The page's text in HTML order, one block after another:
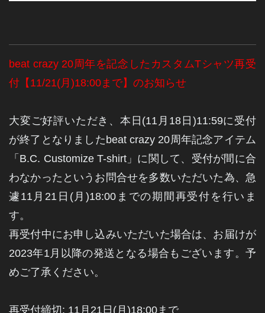
beat crazy 20周年を記念したカスタムTシャツ再受
付【11/21(月)18:00まで】のお知らせ
大変ご好評いただき、本日(11月18日)11:59に受付
が終了となりました beat crazy 20周年記念アイテム
「B.C. Customize T-shirt」に関して、 受付が間に合
わなかったというお問合せを多数いただいた為、 急
遽11月21日(月)18:00までの期間再受付を行いま
す。
再受付中にお申し込みいただいた場合は、 お届けが
2023年1月以降の発送となる場合もございます。予
めご了承ください。
再受付締切: 11月21日(月)18:00まで